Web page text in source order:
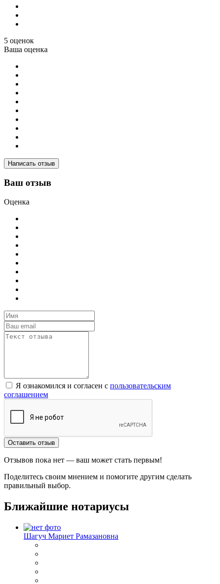
5 оценок
Ваша оценка
Написать отзыв
Ваш отзыв
Оценка
Я ознакомился и согласен с пользовательским
соглашением
Оставить отзыв
Отзывов пока нет — ваш может стать первым!
Поделитесь своим мнением и помогите другим сделать
правильный выбор.
Ближайшие нотариусы
Шагуч Мариет Рамазановна